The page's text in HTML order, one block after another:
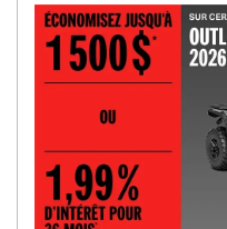
P
m
o
n